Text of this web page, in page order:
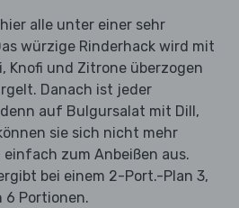
alle unter einer sehr
würzige Rinderhack wird mit
Knofi und Zitrone überzogen
Danach ist jeder
auf Bulgursalat mit Dill,
sie sich nicht mehr
zum Anbeißen aus.
bei einem 2-Port.-Plan 3,
6 Portionen.